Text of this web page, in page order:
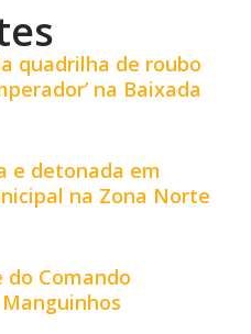
quadrilha de roubo
na Baixada
e detonada em
na Zona Norte
Comando